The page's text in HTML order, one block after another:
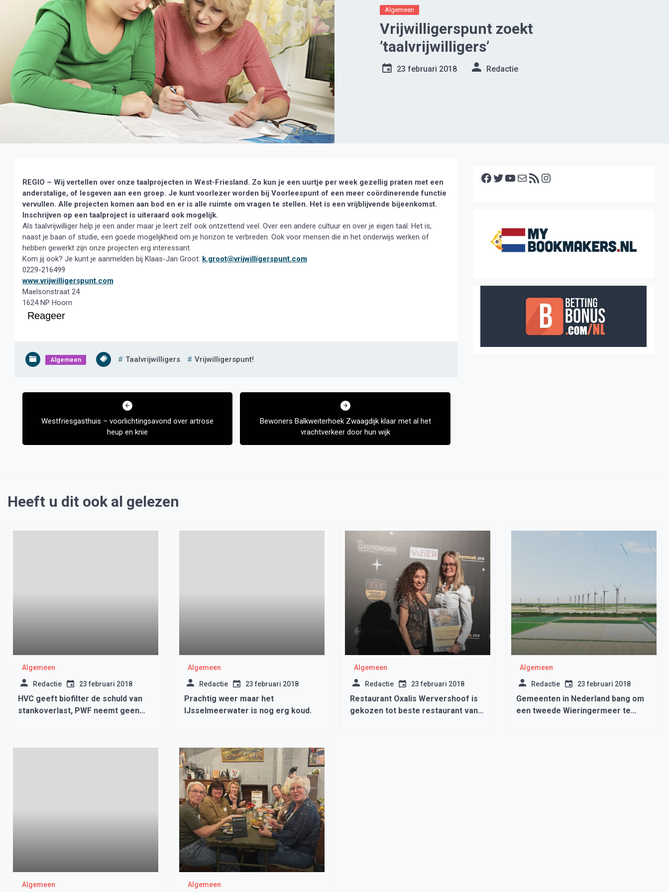
Algemeen
Vrijwilligerspunt zoekt
’taalvrijwilligers’
23 februari 2018 Redactie
REGIO – Wij vertellen over onze taalprojecten in West-Friesland. Zo kun je een uurtje per week gezellig praten met een
anderstalige, of lesgeven aan een groep. Je kunt voorlezer worden bij Voorleespunt of een meer coördinerende functie
vervullen. Alle projecten komen aan bod en er is alle ruimte om vragen te stellen. Het is een vrijblijvende bijeenkomst.
Inschrijven op een taalproject is uiteraard ook mogelijk.
Als taalvrijwilliger help je een ander maar je leert zelf ook ontzettend veel. Over een andere cultuur en over je eigen taal. Het is,
naast je baan of studie, een goede mogelijkheid om je horizon te verbreden. Ook voor mensen die in het onderwijs werken of
hebben gewerkt zijn onze projecten erg interessant.
Kom jij ook? Je kunt je aanmelden bij Klaas-Jan Groot: k.groot@vrijwilligerspunt.com
0229-216499
www.vrijwilligerspunt.com
Maelsonstraat 24
1624 NP Hoorn
Reageer
Algemeen Taalvrijwilligers Vrijwilligerspunt!
Bericht
Westfriesgasthuis – voorlichtingsavond over artrose
heup en knie
Bewoners Balkweiterhoek Zwaagdijk klaar met al het
vrachtverkeer door hun wijk
Facebook Twitter YouTube E-mail RSS feed
Heeft u dit ook al gelezen
Algemeen
Redactie 23 februari 2018
HVC geeft biofilter de schuld van
stankoverlast, PWF neemt geen
Algemeen
Redactie 23 februari 2018
Prachtig weer maar het
IJsselmeerwater is nog erg koud.
Algemeen
Redactie 23 februari 2018
Restaurant Oxalis Wervershoof is
gekozen tot beste restaurant van
Algemeen
Redactie 23 februari 2018
Gemeenten in Nederland bang om
een tweede Wieringermeer te
Algemeen Algemeen